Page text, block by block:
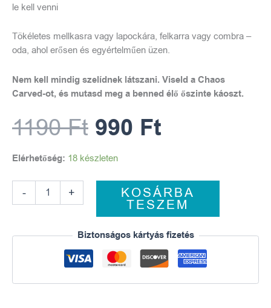
le kell venni
Tökéletes mellkasra vagy lapockára, felkarra vagy combra –
oda, ahol erősen és egyértelműen üzen.
Nem kell mindig szelídnek látszani. Viseld a Chaos
Carved-ot, és mutasd meg a benned élő őszinte káoszt.
1190Ft 990 Ft
Elérhetőség: 18 készleten
- + KOSÁRBA
TESZEM
Biztonságos kártyás fizetés